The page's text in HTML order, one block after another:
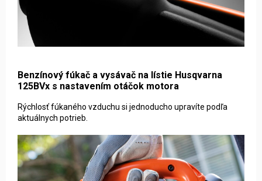
Benzínový fúkač a vysávač na lístie Husqvarna
125BVx s nastavením otáčok motora
Rýchlosť fúkaného vzduchu si jednoducho upravíte podľa
aktuálnych potrieb.